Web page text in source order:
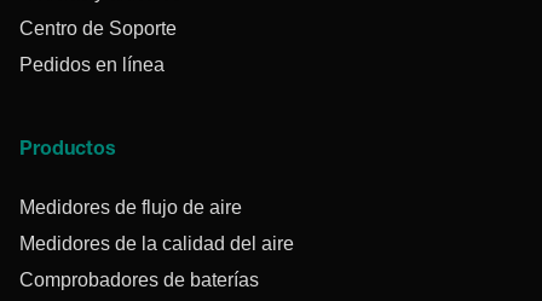
Centro de Soporte
Pedidos en línea
Productos
Medidores de flujo de aire
Medidores de la calidad del aire
Comprobadores de baterías